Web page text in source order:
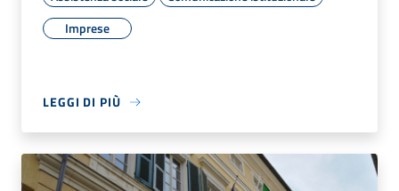
Imprese
LEGGI DI PIÙ